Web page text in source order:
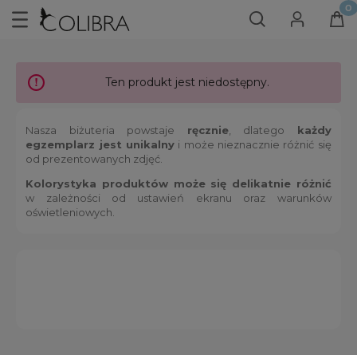
Ten produkt jest niedostępny.
Nasza biżuteria powstaje ręcznie, dlatego każdy
egzemplarz jest unikalnyi może nieznacznie różnić się
od prezentowanych zdjęć.
Kolorystyka produktów może się delikatnie różnić
w zależności od ustawień ekranu oraz warunków
oświetleniowych.